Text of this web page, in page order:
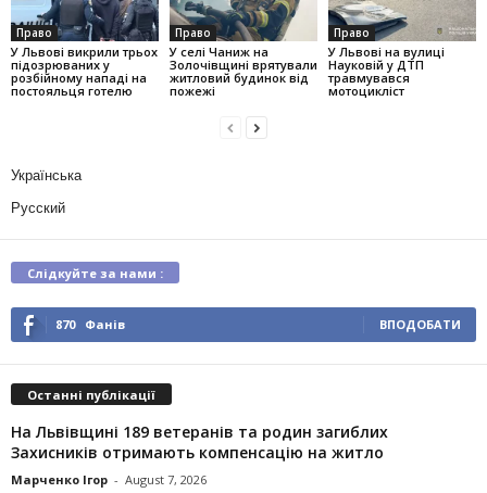
Право
У Львові викрили трьох
підозрюваних у
розбійному нападі на
постояльця готелю
Право
У селі Чаниж на
Золочівщині врятували
житловий будинок від
пожежі
Право
У Львові на вулиці
Науковій у ДТП
травмувався
мотоцикліст
Українська
Русский
Слідкуйте за нами :
870 Фанів ВПОДОБАТИ
Останні публікації
На Львівщині 189 ветеранів та родин загиблих
Захисників отримають компенсацію на житло
Марченко Ігор - August 7, 2026